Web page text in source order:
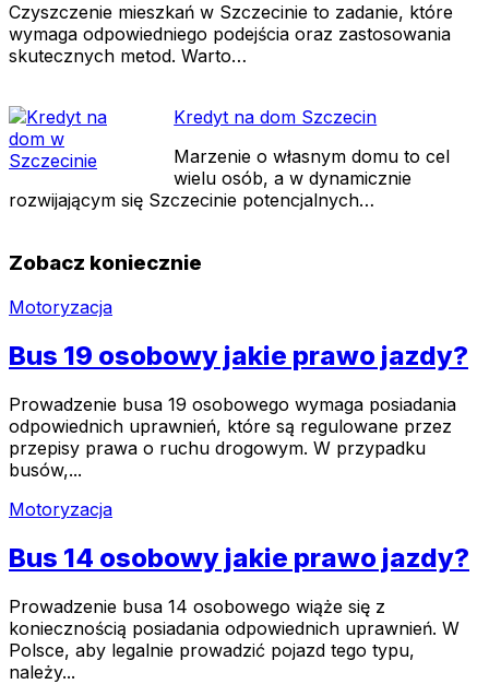
Czyszczenie mieszkań w Szczecinie to zadanie, które
wymaga odpowiedniego podejścia oraz zastosowania
skutecznych metod. Warto…
Kredyt na dom Szczecin
Marzenie o własnym domu to cel
wielu osób, a w dynamicznie
rozwijającym się Szczecinie potencjalnych…
Zobacz koniecznie
Motoryzacja
Bus 19 osobowy jakie prawo jazdy?
Prowadzenie busa 19 osobowego wymaga posiadania
odpowiednich uprawnień, które są regulowane przez
przepisy prawa o ruchu drogowym. W przypadku
busów,...
Motoryzacja
Bus 14 osobowy jakie prawo jazdy?
Prowadzenie busa 14 osobowego wiąże się z
koniecznością posiadania odpowiednich uprawnień. W
Polsce, aby legalnie prowadzić pojazd tego typu,
należy...